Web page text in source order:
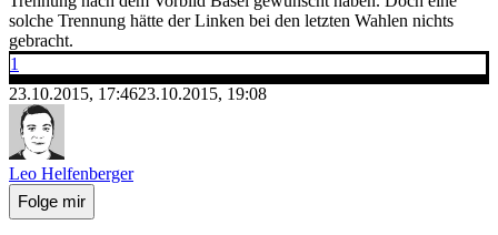
solche Trennung hätte der Linken bei den letzten Wahlen nichts
gebracht.
1
23.10.2015, 17:4623.10.2015, 19:08
Leo Helfenberger
Folge mir